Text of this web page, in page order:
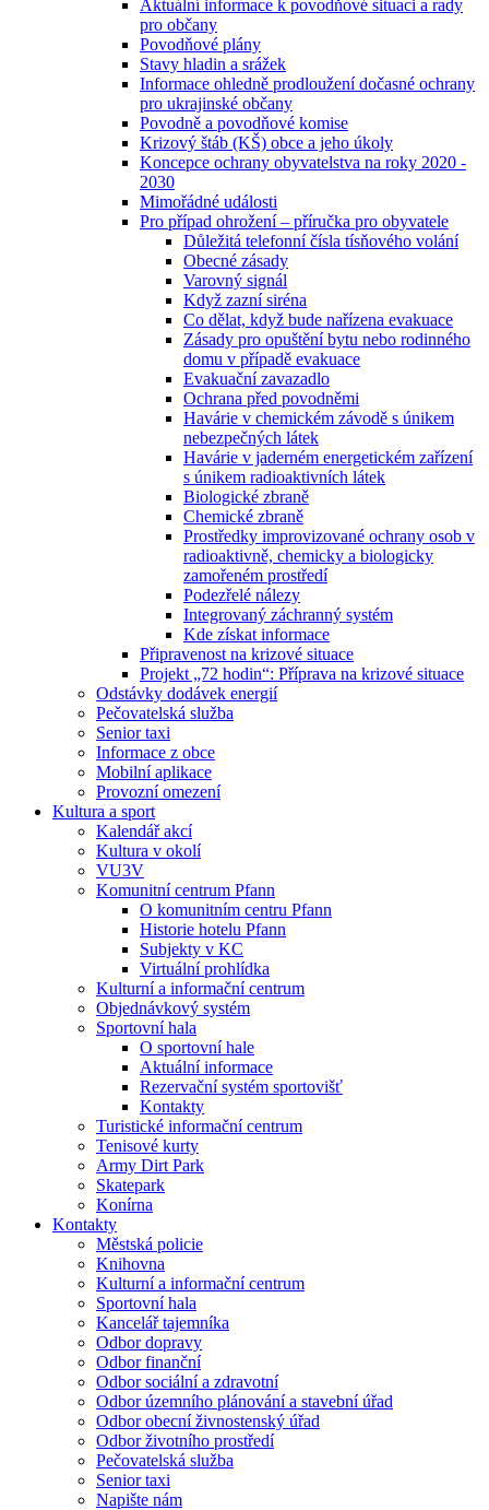
Aktuální informace k povodňové situaci a rady
pro občany
Povodňové plány
Stavy hladin a srážek
Informace ohledně prodloužení dočasné ochrany
pro ukrajinské občany
Povodně a povodňové komise
Krizový štáb (KŠ) obce a jeho úkoly
Koncepce ochrany obyvatelstva na roky 2020 -
2030
Mimořádné události
Pro případ ohrožení – příručka pro obyvatele
Důležitá telefonní čísla tísňového volání
Obecné zásady
Varovný signál
Když zazní siréna
Co dělat, když bude nařízena evakuace
Zásady pro opuštění bytu nebo rodinného
domu v případě evakuace
Evakuační zavazadlo
Ochrana před povodněmi
Havárie v chemickém závodě s únikem
nebezpečných látek
Havárie v jaderném energetickém zařízení
s únikem radioaktivních látek
Biologické zbraně
Chemické zbraně
Prostředky improvizované ochrany osob v
radioaktivně, chemicky a biologicky
zamořeném prostředí
Podezřelé nálezy
Integrovaný záchranný systém
Kde získat informace
Připravenost na krizové situace
Projekt „72 hodin“: Příprava na krizové situace
Odstávky dodávek energií
Pečovatelská služba
Senior taxi
Informace z obce
Mobilní aplikace
Provozní omezení
Kultura a sport
Kalendář akcí
Kultura v okolí
VU3V
Komunitní centrum Pfann
O komunitním centru Pfann
Historie hotelu Pfann
Subjekty v KC
Virtuální prohlídka
Kulturní a informační centrum
Objednávkový systém
Sportovní hala
O sportovní hale
Aktuální informace
Rezervační systém sportovišť
Kontakty
Turistické informační centrum
Tenisové kurty
Army Dirt Park
Skatepark
Konírna
Kontakty
Městská policie
Knihovna
Kulturní a informační centrum
Sportovní hala
Kancelář tajemníka
Odbor dopravy
Odbor finanční
Odbor sociální a zdravotní
Odbor územního plánování a stavební úřad
Odbor obecní živnostenský úřad
Odbor životního prostředí
Pečovatelská služba
Senior taxi
Napište nám